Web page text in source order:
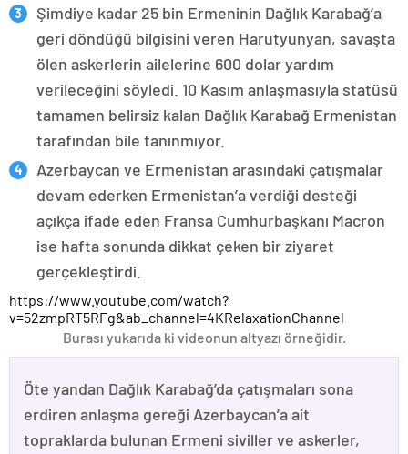
Şimdiye kadar 25 bin Ermeninin Dağlık Karabağ’a
geri döndüğü bilgisini veren Harutyunyan, savaşta
ölen askerlerin ailelerine 600 dolar yardım
verileceğini söyledi. 10 Kasım anlaşmasıyla statüsü
tamamen belirsiz kalan Dağlık Karabağ Ermenistan
tarafından bile tanınmıyor.
Azerbaycan ve Ermenistan arasındaki çatışmalar
devam ederken Ermenistan’a verdiği desteği
açıkça ifade eden Fransa Cumhurbaşkanı Macron
ise hafta sonunda dikkat çeken bir ziyaret
gerçekleştirdi.
https://www.youtube.com/watch?
v=52zmpRT5RFg&ab_channel=4KRelaxationChannel
Burası yukarıda ki videonun altyazı örneğidir.
Öte yandan Dağlık Karabağ’da çatışmaları sona
erdiren anlaşma gereği Azerbaycan’a ait
topraklarda bulunan Ermeni siviller ve askerler,